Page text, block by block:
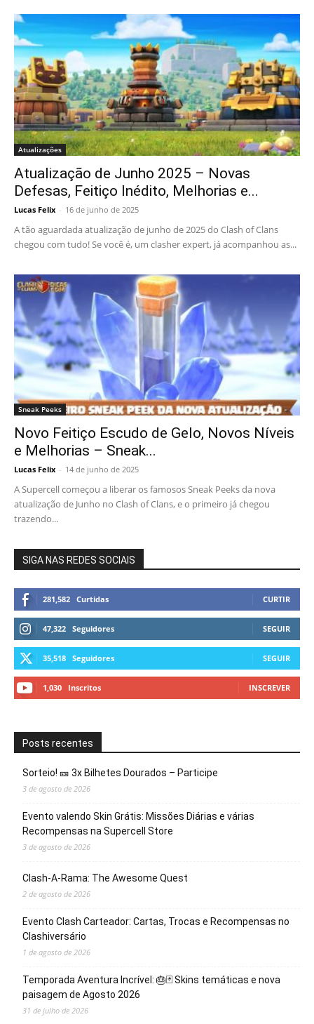
Atualizações
Atualização de Junho 2025 – Novas
Defesas, Feitiço Inédito, Melhorias e...
Lucas Felix - 16 de junho de 2025
A tão aguardada atualização de junho de 2025 do Clash of Clans
chegou com tudo! Se você é, um clasher expert, já acompanhou as...
Sneak Peeks
Novo Feitiço Escudo de Gelo, Novos Níveis
e Melhorias – Sneak...
Lucas Felix - 14 de junho de 2025
A Supercell começou a liberar os famosos Sneak Peeks da nova
atualização de Junho no Clash of Clans, e o primeiro já chegou
trazendo...
SIGA NAS REDES SOCIAIS
281,582 Curtidas CURTIR
47,322 Seguidores SEGUIR
35,518 Seguidores SEGUIR
1,030 Inscritos INSCREVER
Posts recentes
Sorteio! 🎫 3x Bilhetes Dourados – Participe
3 de agosto de 2026
Evento valendo Skin Grátis: Missões Diárias e várias
Recompensas na Supercell Store
3 de agosto de 2026
Clash-A-Rama: The Awesome Quest
2 de agosto de 2026
Evento Clash Carteador: Cartas, Trocas e Recompensas no
Clashiversário
1 de agosto de 2026
Temporada Aventura Incrível: 🎂🃏 Skins temáticas e nova
paisagem de Agosto 2026
31 de julho de 2026